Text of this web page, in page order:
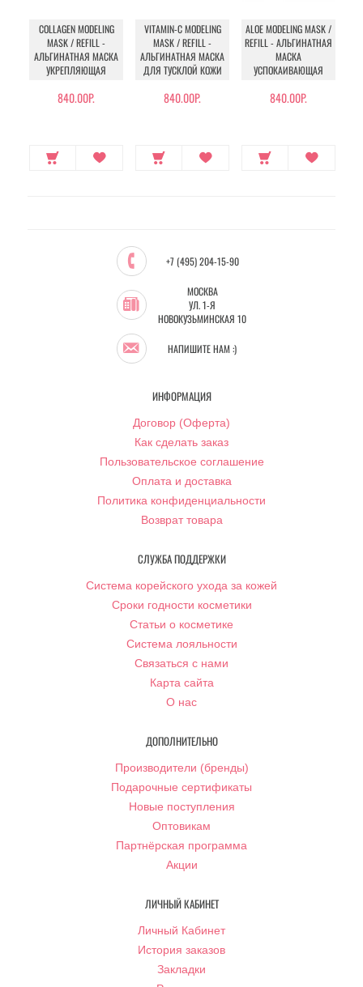
COLLAGEN MODELING
MASK / REFILL -
АЛЬГИНАТНАЯ МАСКА
УКРЕПЛЯЮЩАЯ
840.00Р.
VITAMIN-C MODELING
MASK / REFILL -
АЛЬГИНАТНАЯ МАСКА
ДЛЯ ТУСКЛОЙ КОЖИ
840.00Р.
ALOE MODELING MASK /
REFILL - АЛЬГИНАТНАЯ
МАСКА
УСПОКАИВАЮЩАЯ
840.00Р.
+7 (495) 204-15-90
МОСКВА
УЛ. 1-Я
НОВОКУЗЬМИНСКАЯ 10
НАПИШИТЕ НАМ :)
ИНФОРМАЦИЯ
Договор (Оферта)
Как сделать заказ
Пользовательское соглашение
Оплата и доставка
Политика конфиденциальности
Возврат товара
СЛУЖБА ПОДДЕРЖКИ
Система корейского ухода за кожей
Сроки годности косметики
Статьи о косметике
Система лояльности
Связаться с нами
Карта сайта
О нас
ДОПОЛНИТЕЛЬНО
Производители (бренды)
Подарочные сертификаты
Новые поступления
Оптовикам
Партнёрская программа
Акции
ЛИЧНЫЙ КАБИНЕТ
Личный Кабинет
История заказов
Закладки